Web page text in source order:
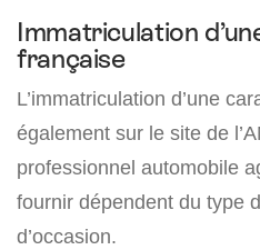
Immatriculation
française
L’immatriculation d’une
également sur le site de
professionnel automobile
fournir dépendent du type
d’occasion.